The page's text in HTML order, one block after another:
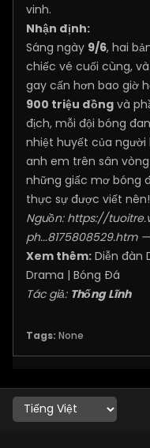
vinh.
Nhận định:
Sáng ngày 9/6, hai
chiếc vé cuối cùng,
gay cấn hơn bao giờ
900 triệu đồng và
địch, mỗi đội bóng
nhiệt huyết của người
anh em trên sân
những giấc mơ bóng
thực sự được viết nên!
Nguồn: https://
ph...8175808529.htm—
Xem thêm: Diễn đàn
Drama | Bóng Đá
Tác giả: Thống Lĩnh
Tags: None